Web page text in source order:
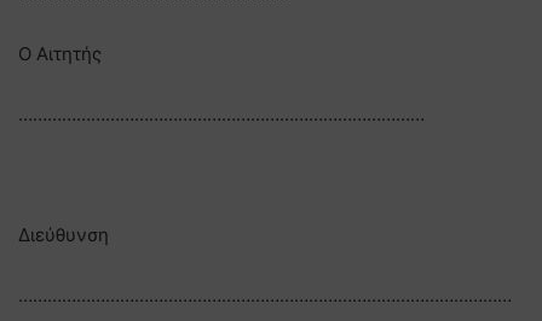
Ο Αιτητής
…………………………………………………………………………
Διεύθυνση
…………………………………………………………………………………………